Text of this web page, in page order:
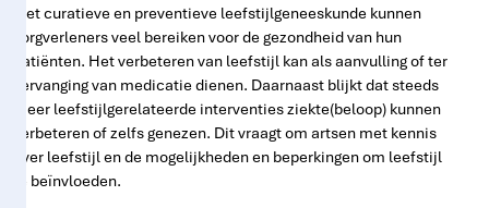
Met curatieve en preventieve leefstijlgeneeskunde kunnen
zorgverleners veel bereiken voor de gezondheid van hun
patiënten. Het verbeteren van leefstijl kan als aanvulling of ter
vervanging van medicatie dienen. Daarnaast blijkt dat steeds
meer leefstijlgerelateerde interventies ziekte(beloop) kunnen
verbeteren of zelfs genezen. Dit vraagt om artsen met kennis
over leefstijl en de mogelijkheden en beperkingen om leefstijl
te beïnvloeden.